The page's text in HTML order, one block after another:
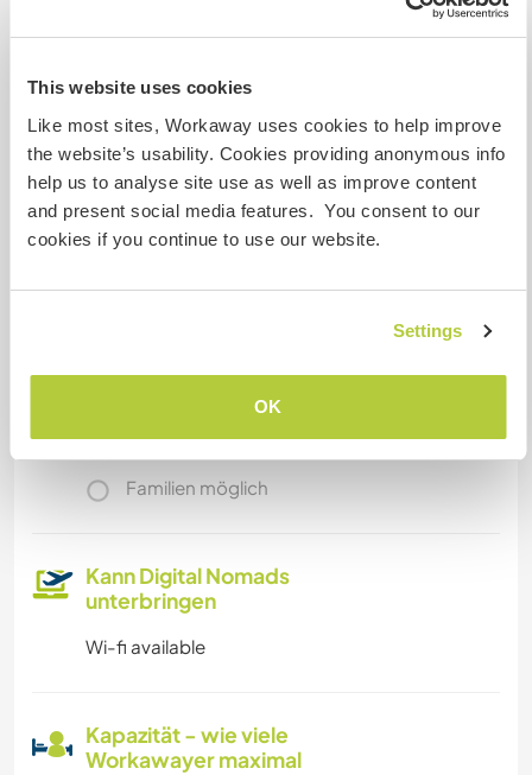
This website uses cookies
Like most sites, Workaway uses cookies to help improve
the website’s usability. Cookies providing anonymous info
help us to analyse site use as well as improve content
and present social media features. You consent to our
cookies if you continue to use our website.
Settings
OK
No specific working times, workawayer must
stays also possible.
Etwas mehr Information
Eingeschränkter Internet Zugang
Familien möglich
Kann Digital Nomads
unterbringen
Wi-fi available
Kapazität - wie viele
Workawayer maximal